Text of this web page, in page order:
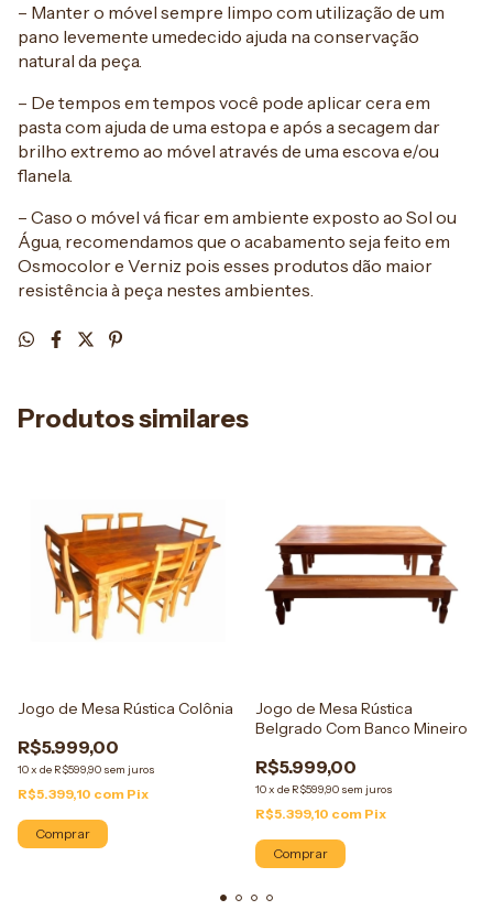
– Manter o móvel sempre limpo com utilização de um
pano levemente umedecido ajuda na conservação
natural da peça.
– De tempos em tempos você pode aplicar cera em
pasta com ajuda de uma estopa e após a secagem dar
brilho extremo ao móvel através de uma escova e/ou
flanela.
– Caso o móvel vá ficar em ambiente exposto ao Sol ou
Água, recomendamos que o acabamento seja feito em
Osmocolor e Verniz pois esses produtos dão maior
resistência à peça nestes ambientes.
Produtos similares
Jogo de Mesa Rústica Colônia
R$5.999,00
10x de R$599,90 sem juros
R$5.399,10 com Pix
Comprar
Jogo de Mesa Rústica
Belgrado Com Banco Mineiro
R$5.999,00
10x de R$599,90 sem juros
R$5.399,10 com Pix
Comprar